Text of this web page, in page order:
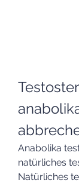
Anabolika
natürliches
Natürliches